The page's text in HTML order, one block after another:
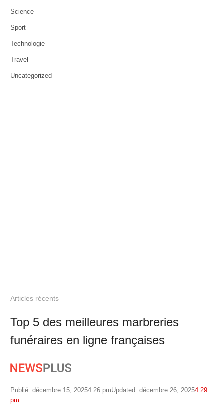
Science
Sport
Technologie
Travel
Uncategorized
Articles récents
Top 5 des meilleures marbreries
funéraires en ligne françaises
Publié :décembre 15, 20254:26 pmUpdated: décembre 26, 20254:29
pm